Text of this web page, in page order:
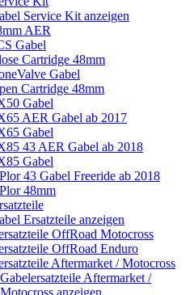
Service Kit anzeigen
AER
Gabel
Cartridge 48mm
Gabel
Cartridge 48mm
Gabel
AER Gabel ab 2017
Gabel
43 AER Gabel ab 2018
Gabel
43 Gabel Freeride ab 2018
48mm
Ersatzteile anzeigen
OffRoad Motocross
OffRoad Enduro
Aftermarket / Motocross
Gabelersatzteile Aftermarket /
Motocross anzeigen